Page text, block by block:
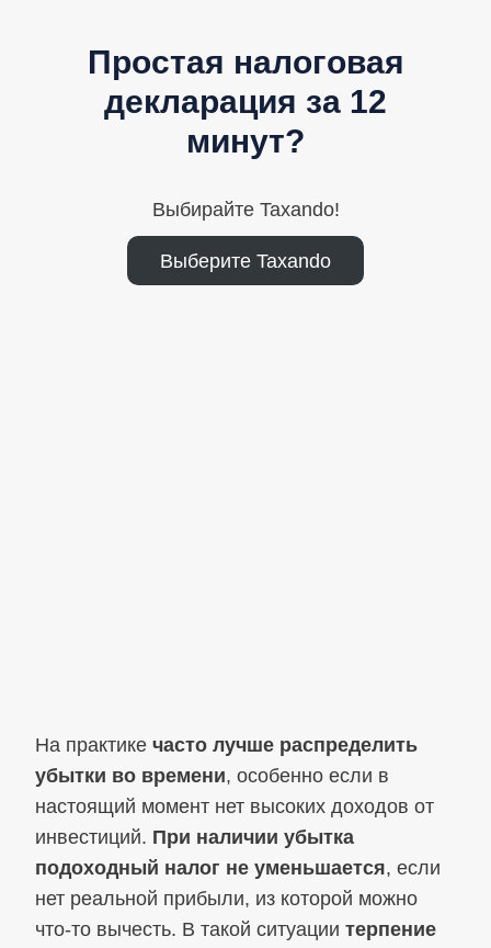
Простая налоговая
декларация за 12
минут?
Выбирайте Taxando!
Выберите Taxando
На практике часто лучше распределить
убытки во времени, особенно если в
настоящий момент нет высоких доходов от
инвестиций. При наличии убытка
подоходный налог не уменьшается, если
нет реальной прибыли, из которой можно
что-то вычесть. В такой ситуации терпение